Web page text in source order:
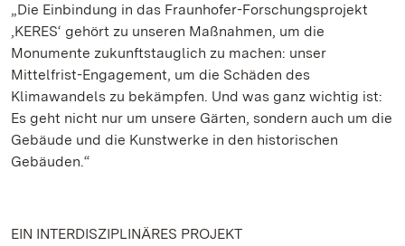
„Die Einbindung in das Fraunhofer-Forschungsprojekt
‚KERES‘ gehört zu unseren Maßnahmen, um die
Monumente zukunftstauglich zu machen: unser
Mittelfrist-Engagement, um die Schäden des
Klimawandels zu bekämpfen. Und was ganz wichtig ist:
Es geht nicht nur um unsere Gärten, sondern auch um die
Gebäude und die Kunstwerke in den historischen
Gebäuden.“
EIN INTERDISZIPLINÄRES PROJEKT